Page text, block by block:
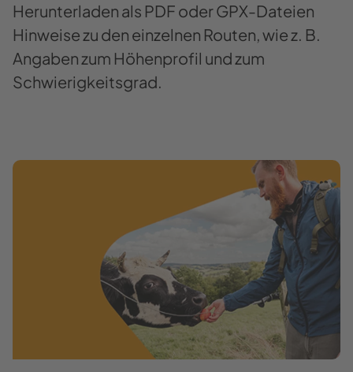
Herunterladen als PDF oder GPX-Dateien
Hinweise zu den einzelnen Routen, wie z. B.
Angaben zum Höhenprofil und zum
Schwierigkeitsgrad.